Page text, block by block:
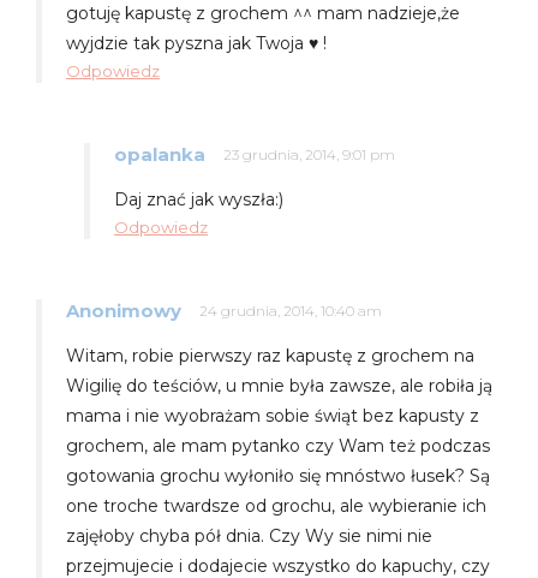
gotuję kapustę z grochem ^^ mam nadzieje,że
wyjdzie tak pyszna jak Twoja ♥ !
Odpowiedz
opalanka 23 grudnia, 2014, 9:01 pm
Daj znać jak wyszła:)
Odpowiedz
Anonimowy 24 grudnia, 2014, 10:40 am
Witam, robie pierwszy raz kapustę z grochem na
Wigilię do teściów, u mnie była zawsze, ale robiła ją
mama i nie wyobrażam sobie świąt bez kapusty z
grochem, ale mam pytanko czy Wam też podczas
gotowania grochu wyłoniło się mnóstwo łusek? Są
one troche twardsze od grochu, ale wybieranie ich
zajęłoby chyba pół dnia. Czy Wy sie nimi nie
przejmujecie i dodajecie wszystko do kapuchy, czy